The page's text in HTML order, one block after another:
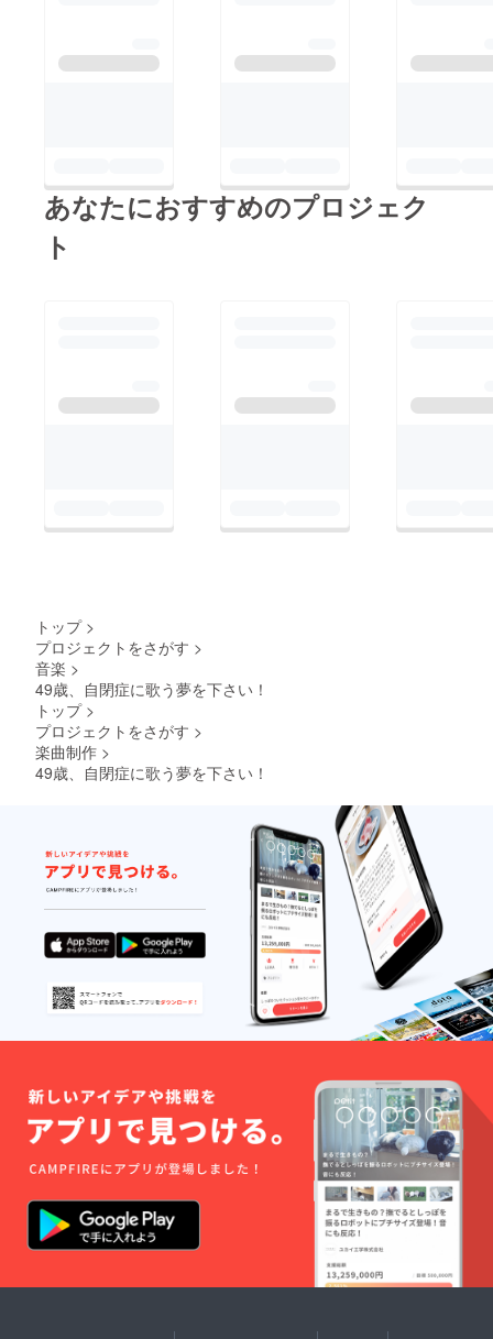
あなたにおすすめのプロジェク
ト
トップ >
プロジェクトをさがす >
音楽 >
49歳、自閉症に歌う夢を下さい！
トップ >
プロジェクトをさがす >
楽曲制作 >
49歳、自閉症に歌う夢を下さい！